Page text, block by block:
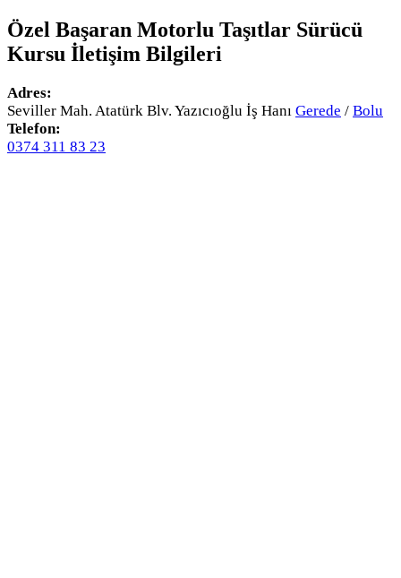
Özel Başaran Motorlu Taşıtlar Sürücü
Kursu İletişim Bilgileri
Adres:
Seviller Mah. Atatürk Blv. Yazıcıoğlu İş Hanı Gerede / Bolu
Telefon:
0374 311 83 23